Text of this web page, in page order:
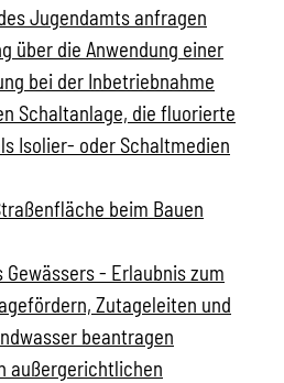
Jugendamts anfragen
über die Anwendung einer
bei der Inbetriebnahme
Schaltanlage, die fluorierte
Isolier- oder Schaltmedien
beim Bauen
Gewässers - Erlaubnis zum
Zutageleiten und
beantragen
außergerichtlichen